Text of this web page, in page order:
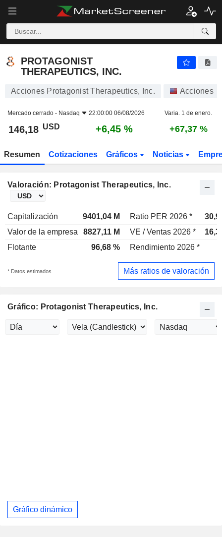
PROTAGONIST
THERAPEUTICS, INC.
Acciones Protagonist Therapeutics, Inc. Acciones
Mercado cerrado - Nasdaq 22:00:00 06/08/2026 Varia. 1 de enero.
146,18 USD +6,45 % +67,37 %
Resumen Cotizaciones Gráficos Noticias
Valoración: Protagonist Therapeutics, Inc.
Capitalización 9401,04 M Ratio PER 2026 *
Valor de la empresa
8827,11 M VE / Ventas 2026 *
Flotante
96,68 % Rendimiento 2026 *
* Datos estimados Más ratios de valoración
Gráfico: Protagonist Therapeutics, Inc.
Gráfico dinámico